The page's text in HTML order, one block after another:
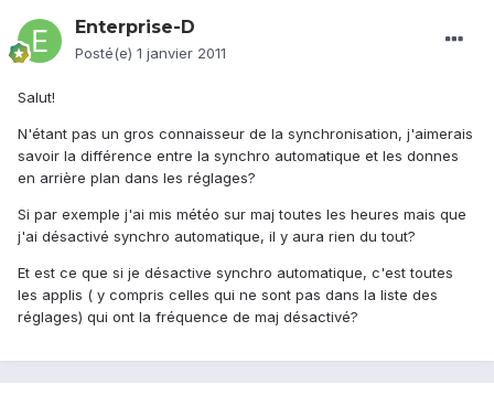
Enterprise-D
Posté(e) 1 janvier 2011
Salut!
N'étant pas un gros connaisseur de la synchronisation, j'aimerais
savoir la différence entre la synchro automatique et les donnes
en arrière plan dans les réglages?
Si par exemple j'ai mis météo sur maj toutes les heures mais que
j'ai désactivé synchro automatique, il y aura rien du tout?
Et est ce que si je désactive synchro automatique, c'est toutes
les applis ( y compris celles qui ne sont pas dans la liste des
réglages) qui ont la fréquence de maj désactivé?